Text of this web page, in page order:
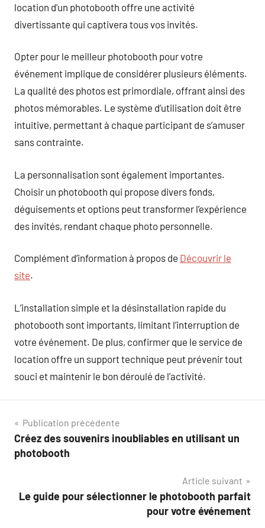
location d’un photobooth offre une activité
divertissante qui captivera tous vos invités.
Opter pour le meilleur photobooth pour votre
événement implique de considérer plusieurs éléments.
La qualité des photos est primordiale, offrant ainsi des
photos mémorables. Le système d’utilisation doit être
intuitive, permettant à chaque participant de s’amuser
sans contrainte.
La personnalisation sont également importantes.
Choisir un photobooth qui propose divers fonds,
déguisements et options peut transformer l’expérience
des invités, rendant chaque photo personnelle.
Complément d’information à propos de Découvrir le
site.
L’installation simple et la désinstallation rapide du
photobooth sont importants, limitant l’interruption de
votre événement. De plus, confirmer que le service de
location offre un support technique peut prévenir tout
souci et maintenir le bon déroulé de l’activité.
Navigation
de
Publication précédente
Créez des souvenirs inoubliables en utilisant un
photobooth
Article suivant
Le guide pour sélectionner le photobooth parfait
pour votre événement